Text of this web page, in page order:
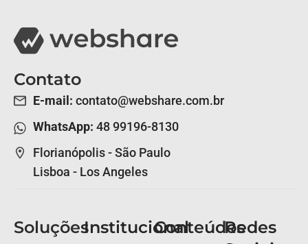
Contato
E-mail: contato@webshare.com.br
WhatsApp: 48 99196-8130
Florianópolis - São Paulo
Lisboa - Los Angeles
SoluçõesInstitucionalConteúdosRedes